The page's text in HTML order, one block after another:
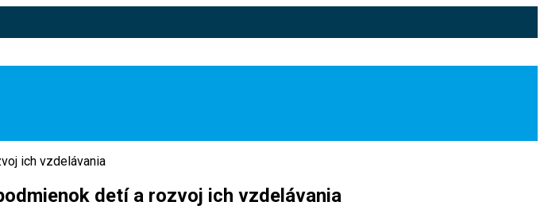
ich vzdelávania
detí a rozvoj ich vzdelávania